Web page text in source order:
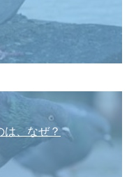
、なぜ？